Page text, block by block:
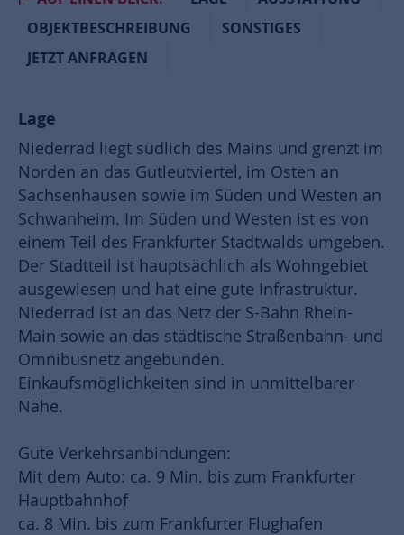
OBJEKTBESCHREIBUNG
SONSTIGES
JETZT ANFRAGEN
Lage
Niederrad liegt südlich des Mains und grenzt im
Norden an das Gutleutviertel, im Osten an
Sachsenhausen sowie im Süden und Westen an
Schwanheim. Im Süden und Westen ist es von
einem Teil des Frankfurter Stadtwalds umgeben.
Der Stadtteil ist hauptsächlich als Wohngebiet
ausgewiesen und hat eine gute Infrastruktur.
Niederrad ist an das Netz der S-Bahn Rhein-
Main sowie an das städtische Straßenbahn- und
Omnibusnetz angebunden.
Einkaufsmöglichkeiten sind in unmittelbarer
Nähe.
Gute Verkehrsanbindungen:
Mit dem Auto: ca. 9 Min. bis zum Frankfurter
Hauptbahnhof
ca. 8 Min. bis zum Frankfurter Flughafen